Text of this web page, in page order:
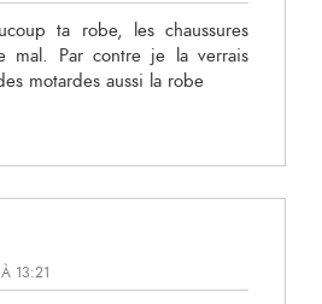
ta robe, les chaussures
mal. Par contre je la verrais
motardes aussi la robe
13:21